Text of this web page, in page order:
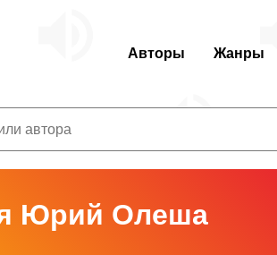
Авторы Жанры
Юрий Олеша